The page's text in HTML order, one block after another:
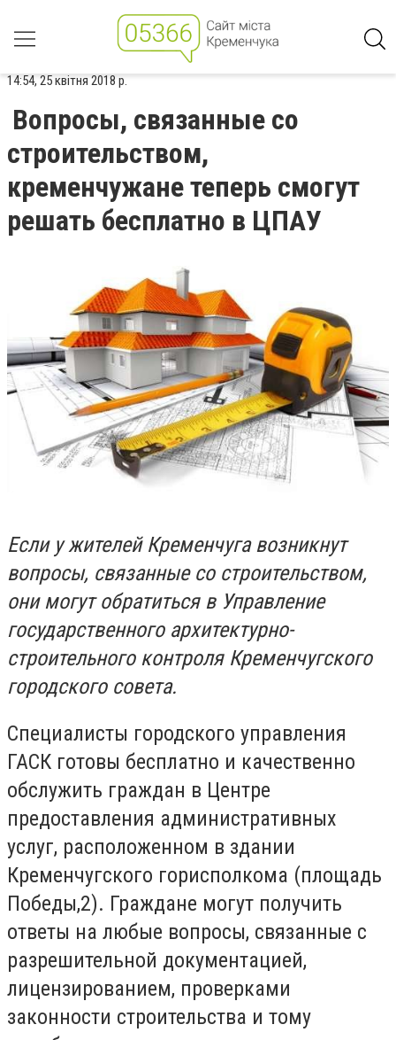
14:54, 25 квітня 2018 р.
Вопросы, связанные со
строительством,
кременчужане теперь смогут
решать бесплатно в ЦПАУ
Если у жителей Кременчуга возникнут
вопросы, связанные со строительством,
они могут обратиться в Управление
государственного архитектурно-
строительного контроля Кременчугского
городского совета.
Специалисты городского управления
ГАСК готовы бесплатно и качественно
обслужить граждан в Центре
предоставления административных
услуг, расположенном в здании
Кременчугского горисполкома (площадь
Победы,2). Граждане могут получить
ответы на любые вопросы, связанные с
разрешительной документацией,
лицензированием, проверками
законности строительства и тому